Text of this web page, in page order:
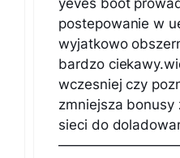
yeves boot
postepowanie w
wyjatkowo
bardzo
wczesniej czy
zmniejsza
sieci do